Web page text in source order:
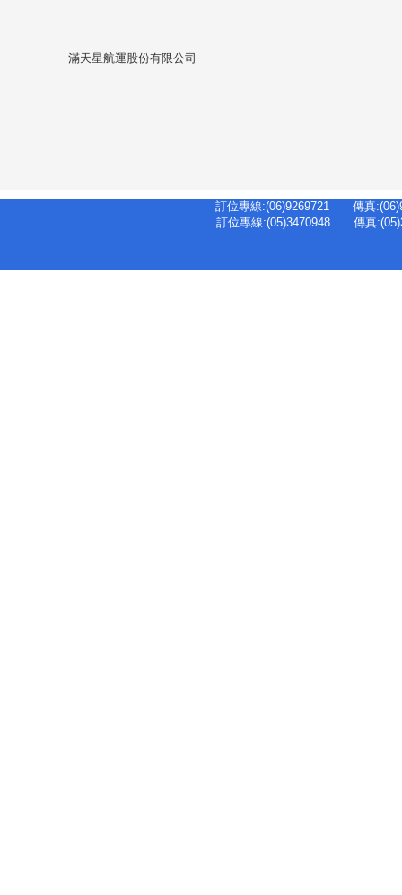
滿天星航運股份有限公司
訂位專線:(06)9269721 傳真
訂位專線:(05)3470948 傳真